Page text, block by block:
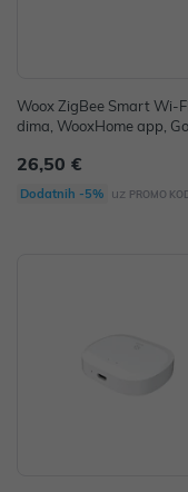
Woox ZigBee Smart Wi-
dima, WooxHome app,
26,50 €
Dodatnih -5% uz PROMO